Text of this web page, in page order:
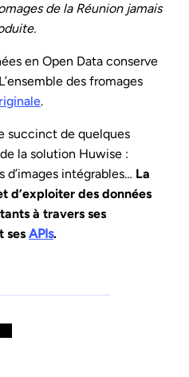
de la Réunion jamais
en Open Data conserve
des fromages
.
succinct de quelques
la solution Huwise :
d’images intégrables… La
d’exploiter des données
à travers ses
ses APIs.